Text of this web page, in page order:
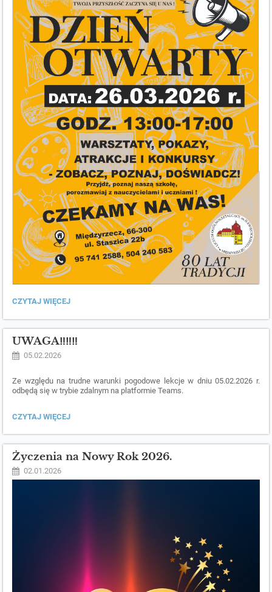
DZIEŃ
W
NASZYM
LICEUM.
ZAPRASZAMY
26
CZYTAJ WIĘCEJ
UWAGA‼️‼️‼️
05.02.2026
Ze względu na trudne warunki pogodowe lekcje w dniu 05.02.2026 r.
odbędą się w trybie zdalnym na platformie Teams.
UWAGA‼️‼️‼️:
CZYTAJ WIĘCEJ
Życzenia na Nowy Rok 2026.
02.01.2026